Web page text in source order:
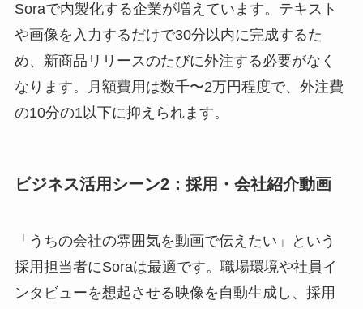
Soraで内製化する企業が増えています。テキスト
や画像を入力するだけで30分以内に完成するた
め、新商品リリースのたびに外注する必要がなく
なります。月額費用は数千〜2万円程度で、外注費
の10分の1以下に抑えられます。
ビジネス活用シーン2：採用・会社紹介動画
「うちの会社の雰囲気を動画で伝えたい」という
採用担当者にSoraは最適です。職場環境や社員イ
ンタビューを想起させる映像を自動生成し、採用